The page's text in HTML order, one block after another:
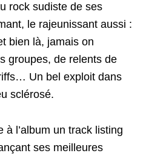
rock sudiste de ses
le rajeunissant aussi :
bien là, jamais on
groupes, de relents de
Un bel exploit dans
sclérosé.
l’album un track listing
ses meilleures